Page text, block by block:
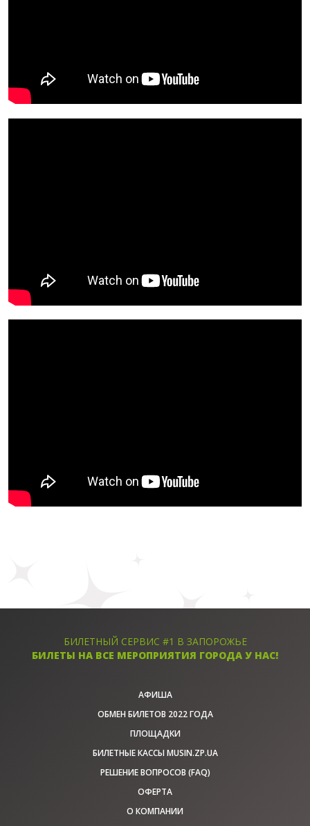
БИЛЕТНЫЙ СЕРВИС #1 В ЗАПОРОЖЬЕ
БИЛЕТЫ НА ВСЕ МЕРОПРИЯТИЯ ГОРОДА У НАС!
АФИША
ОБМЕН БИЛЕТОВ 2022 ГОДА
ПЛОЩАДКИ
БИЛЕТНЫЕ КАССЫ MUSIN.ZP.UA
РЕШЕНИЕ ВОПРОСОВ (FAQ)
ОФЕРТА
О КОМПАНИИ